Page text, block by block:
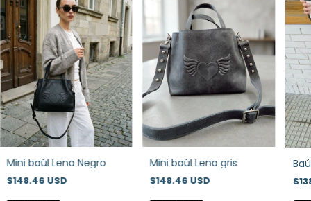
Mini baúl Lena Negro
$148.46 USD
Mini baúl Lena gris
$148.46 USD